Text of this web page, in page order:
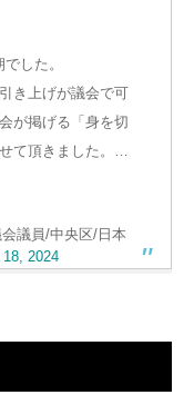
した。
き上げが議会で可
が掲げる「身を切
て頂きました。…
議員/中央区/日本
18, 2024